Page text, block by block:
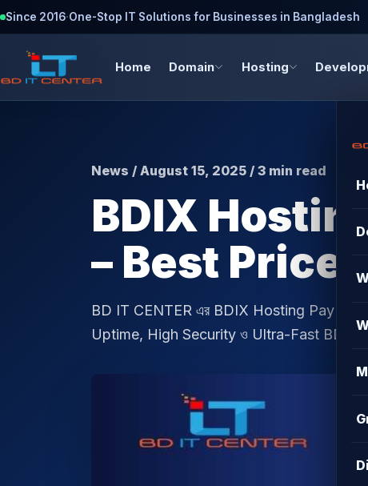
Since 2016·One-Stop IT Solutions for Businesses in Bangladesh
Home Domain Hosting
News / August 15, 2025 / 3 min read
BDIX
– Best Price
BD IT CENTER এর BDIX Hosting Pay
Uptime, High Security ও Ultra-Fast BDIX